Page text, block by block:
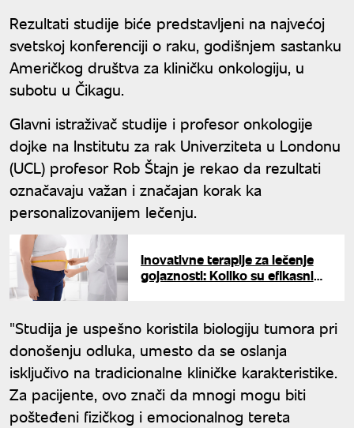
Rezultati studije biće predstavljeni na najvećoj
svetskoj konferenciji o raku, godišnjem sastanku
Američkog društva za kliničku onkologiju, u
subotu u Čikagu.
Glavni istraživač studije i profesor onkologije
dojke na Institutu za rak Univerziteta u Londonu
(UCL) profesor Rob Štajn je rekao da rezultati
označavaju važan i značajan korak ka
personalizovanijem lečenju.
Inovativne terapije za lečenje
gojaznosti: Koliko su efikasni
"Studija je uspešno koristila biologiju tumora pri
donošenju odluka, umesto da se oslanja
isključivo na tradicionalne kliničke karakteristike.
Za pacijente, ovo znači da mnogi mogu biti
pošteđeni fizičkog i emocionalnog tereta